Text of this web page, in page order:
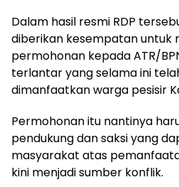
Dalam hasil resmi RDP
diberikan kesempatan untuk
permohonan kepada ATR/
terlantar yang selama ini
dimanfaatkan warga pesisir
Permohonan itu nantinya
pendukung dan saksi yang
masyarakat atas
kini menjadi sumber konflik.